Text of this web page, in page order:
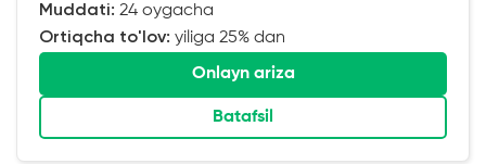
Muddati: 24 oygacha
Ortiqcha to'lov: yiliga 25% dan
Onlayn ariza
Batafsil